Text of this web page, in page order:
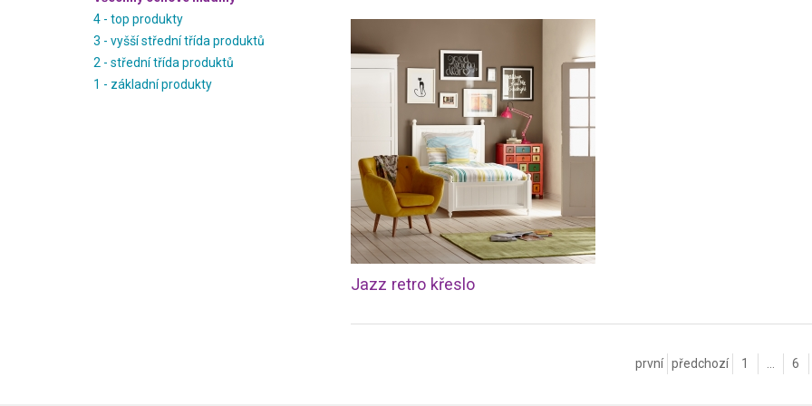
4 - top produkty
3 - vyšší střední třída produktů
2 - střední třída produktů
1 - základní produkty
Jazz retro křeslo
první předchozí 1 6